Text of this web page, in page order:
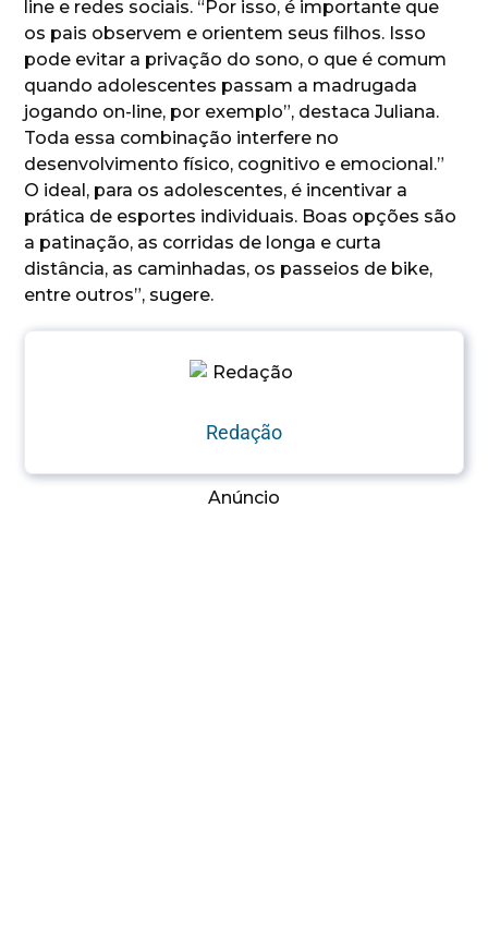
line e redes sociais. “Por isso, é importante que
os pais observem e orientem seus filhos. Isso
pode evitar a privação do sono, o que é comum
quando adolescentes passam a madrugada
jogando on-line, por exemplo”, destaca Juliana.
Toda essa combinação interfere no
desenvolvimento físico, cognitivo e emocional.”
O ideal, para os adolescentes, é incentivar a
prática de esportes individuais. Boas opções são
a patinação, as corridas de longa e curta
distância, as caminhadas, os passeios de bike,
entre outros”, sugere.
Redação
Anúncio